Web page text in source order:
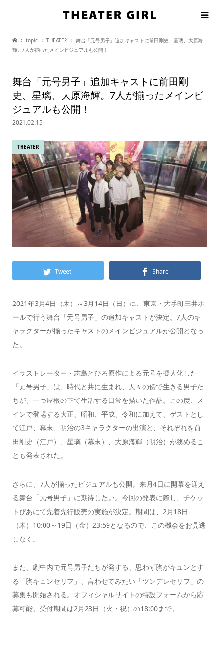
topic THEATER
舞台「元号男子」追加キャストに前田剛史、星璃、大原海
輝。7人が揃ったメインビジュアルも公開！
舞台「元号男子」追加キャストに前田剛
史、星璃、大原海輝。7人が揃ったメインビ
ジュアルも公開！
2021.02.15
THEATER
Tweet Share
2021年3月4日（木）～3月14日（日）に、東京・大手町三井ホ
ールで行う舞台「元号男子」の追加キャストが決定。7人のキ
ャラクターが揃ったキャストのメインビジュアルが公開となっ
た。
イラストレーター・志島とひろ原作による元号を擬人化した
「元号男子」は、時代と共に生まれ、人々の傍で生きる男子た
ちが、一つ屋根の下で生活する日常を描いた作品。この度、メ
インで登場する大正、昭和、平成、令和に加えて、ゲストとし
て江戸、幕末、明治の3キャラクターの出演と、それぞれを前
田剛史（江戸）、星璃（幕末）、大原海輝（明治）が務めるこ
とも発表された。
さらに、7人が揃ったビジュアルも公開。来月4日に開幕を迎え
る舞台「元号男子」に期待したい。今回の発表に際し、チケッ
トぴあにて先着先行販売の実施が決定。期間は、2月18日
（木）10:00～19日（金）23:59となるので、この機会をお見逃
しなく。
また、劇中内で元号男子たちが発する、思わず胸がキュンとす
る「胸キュンセリフ」、言わせてみたい「ツンデレセリフ」の
募集も開始される。オフィシャルサイトの特設フォームから応
募可能。受付期間は2月23日（火・祝）の18:00まで。